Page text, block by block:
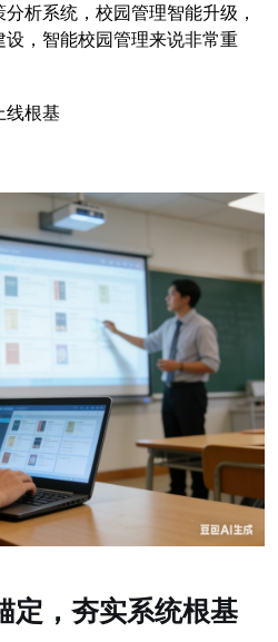
析系统，校园管理智能升级，
，智能校园管理来说非常重
线根基
定，夯实系统根基